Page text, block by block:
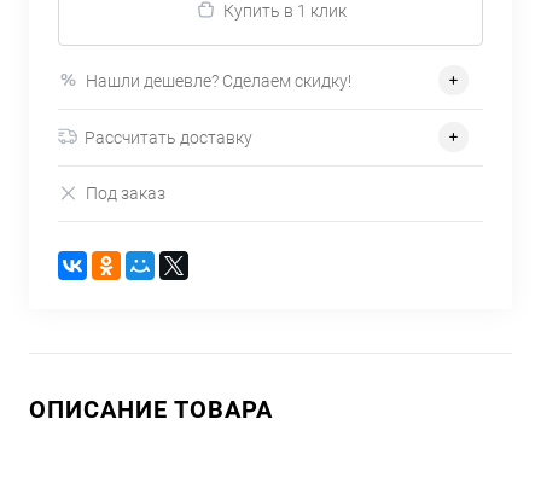
Купить в 1 клик
Нашли дешевле? Сделаем скидку!
Рассчитать доставку
Под заказ
ОПИСАНИЕ ТОВАРА